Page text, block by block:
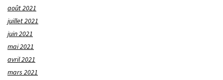
août 2021
juillet 2021
juin 2021
mai 2021
avril 2021
mars 2021